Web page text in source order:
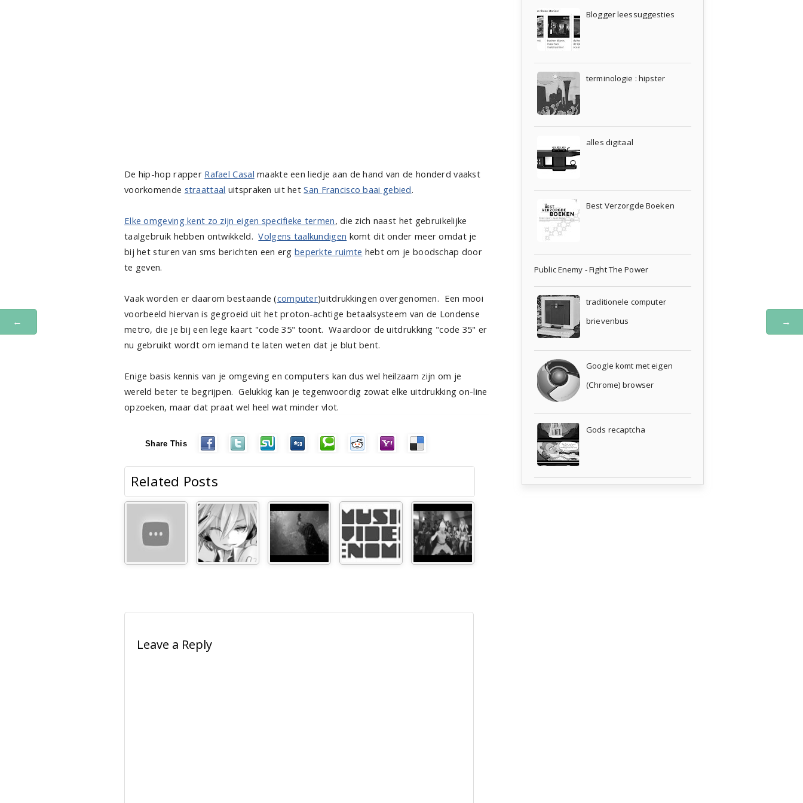
De hip-hop rapper Rafael Casal maakte een liedje aan de hand van de honderd vaakst
voorkomende straattaal uitspraken uit hetSan Francisco baai gebied.
Elke omgeving kent zo zijn eigen specifieke termen, die zich naast het gebruikelijke
taalgebruik hebben ontwikkeld.Volgens taalkundigen komt dit onder meer omdat je
bij het sturen van sms berichten een ergbeperkte ruimte hebt om je boodschap door
te geven.
Vaak worden er daarom bestaande (computer)uitdrukkingen overgenomen. Een mooi
voorbeeld hiervan is gegroeid uit het proton-achtige betaalsysteem van de Londense
metro, die je bij een lege kaart "code 35" toont. Waardoor de uitdrukking "code 35" er
nu gebruikt wordt om iemand te laten weten dat je blut bent.
Enige basis kennis van je omgeving en computers kan dus wel heilzaam zijn om je
wereld beter te begrijpen. Gelukkig kan je tegenwoordig zowat elke uitdrukking on-line
opzoeken, maar dat praat wel heel wat minder vlot.
Share This
Related Posts
Leave a Reply
← →
Blogger leessuggesties
terminologie : hipster
alles digitaal
Best Verzorgde Boeken
Public Enemy - Fight The Power
traditionele computer
brievenbus
Google komt met eigen
(Chrome) browser
Gods recaptcha